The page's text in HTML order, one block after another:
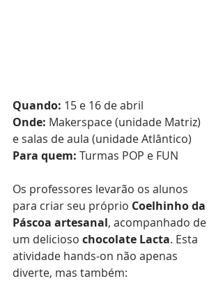
Quando: 15 e 16 de abril
Onde: Makerspace (unidade Matriz)
e salas de aula (unidade Atlântico)
Para quem: Turmas POP e FUN
Os professores levarão os alunos
para criar seu próprio Coelhinho da
Páscoa artesanal, acompanhado de
um delicioso chocolate Lacta. Esta
atividade hands-on não apenas
diverte, mas também: